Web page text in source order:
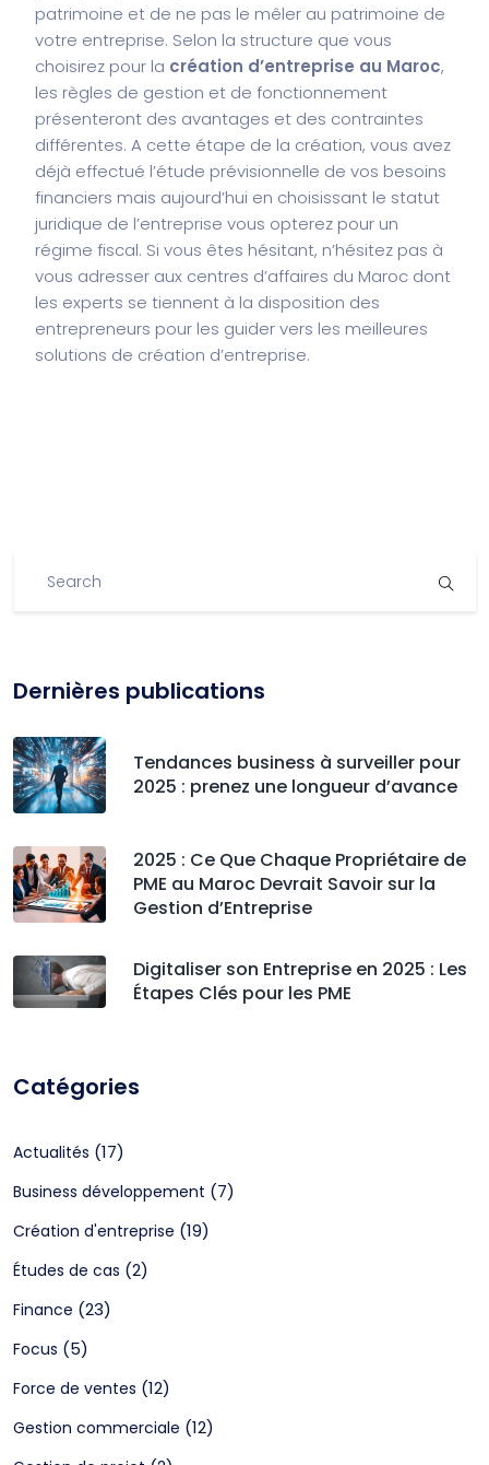
patrimoine et de ne pas le mêler au patrimoine de
votre entreprise. Selon la structure que vous
choisirez pour la création d’entreprise au Maroc,
les règles de gestion et de fonctionnement
présenteront des avantages et des contraintes
différentes. A cette étape de la création, vous avez
déjà effectué l’étude prévisionnelle de vos besoins
financiers mais aujourd’hui en choisissant le statut
juridique de l’entreprise vous opterez pour un
régime fiscal. Si vous êtes hésitant, n’hésitez pas à
vous adresser aux centres d’affaires du Maroc dont
les experts se tiennent à la disposition des
entrepreneurs pour les guider vers les meilleures
solutions de création d’entreprise.
Dernières publications
Tendances business à surveiller pour
2025 : prenez une longueur d’avance
2025 : Ce Que Chaque Propriétaire de
PME au Maroc Devrait Savoir sur la
Gestion d’Entreprise
Digitaliser son Entreprise en 2025 : Les
Étapes Clés pour les PME
Catégories
Actualités (17)
Business développement (7)
Création d'entreprise (19)
Études de cas (2)
Finance (23)
Focus (5)
Force de ventes (12)
Gestion commerciale (12)